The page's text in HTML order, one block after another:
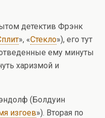
детектив Фрэнк
», «Стекло»), его тут
ему минуты
харизмой и
(Болдуин
изгоев»). Вторая по